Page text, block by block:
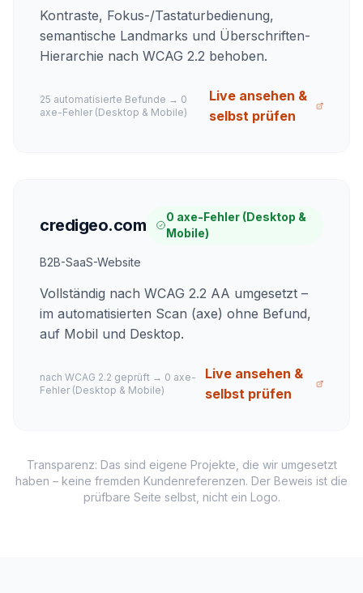
Kontraste, Fokus-/Tastaturbedienung,
semantische Landmarks und Überschriften-
Hierarchie nach WCAG 2.2 behoben.
25 automatisierte Befunde → 0
axe-Fehler (Desktop & Mobile)
Live ansehen &
selbst prüfen
credigeo.com
0 axe-Fehler (Desktop &
Mobile)
B2B-SaaS-Website
Vollständig nach WCAG 2.2 AA umgesetzt –
im automatisierten Scan (axe) ohne Befund,
auf Mobil und Desktop.
nach WCAG 2.2 geprüft → 0 axe-
Fehler (Desktop & Mobile)
Live ansehen &
selbst prüfen
Transparenz: Das sind eigene Projekte, die wir umgesetzt
haben – keine fremden Kundenreferenzen. Der Beweis ist die
prüfbare Seite selbst, nicht ein Logo.